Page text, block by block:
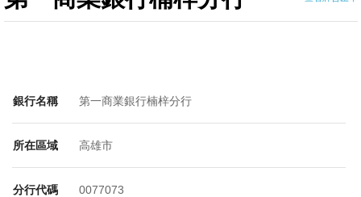
銀行名稱 第一商業銀行楠梓分行
所在區域 高雄市
分行代碼 0077073